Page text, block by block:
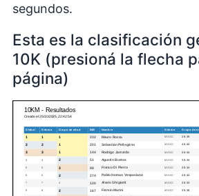
segundos.
Esta es la clasificación
10K (presioná la flecha
página)